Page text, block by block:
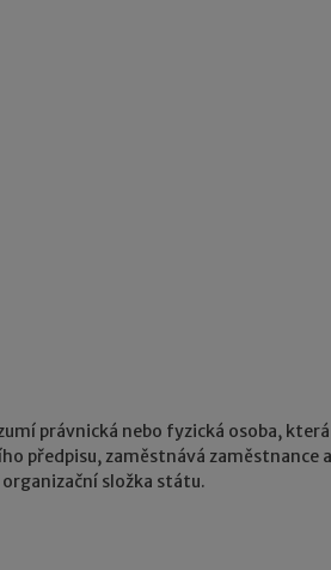
právnická nebo fyzická osoba, která
předpisu, zaměstnává zaměstnance a
složka státu.